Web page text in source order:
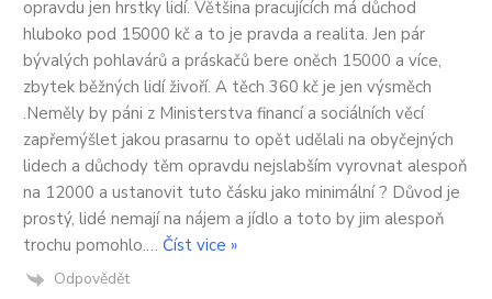
opravdu jen hrstky lidí. Většina pracujících má důchod
hluboko pod 15000 kč a to je pravda a realita. Jen pár
bývalých pohlavárů a práskačů bere oněch 15000 a více,
zbytek běžných lidí živoří. A těch 360 kč je jen výsměch
.Neměly by páni z Ministerstva financí a sociálních věcí
zapřemýšlet jakou prasarnu to opět udělali na obyčejných
lidech a důchody těm opravdu nejslabším vyrovnat alespoň
na 12000 a ustanovit tuto čásku jako minimální ? Důvod je
prostý, lidé nemají na nájem a jídlo a toto by jim alespoň
trochu pomohlo.… Číst vice »
Odpovědět